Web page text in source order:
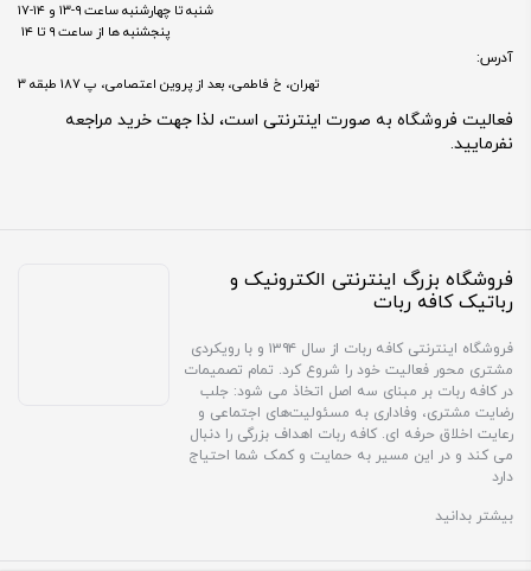
شنبه تا چهارشنبه ساعت ۹-۱۳ و ۱۴-۱۷
پنجشنبه ها از ساعت ۹ تا ۱۴
آدرس:
تهران، خ فاطمی، بعد از پروین اعتصامی، پ 187 طبقه 3
فعالیت فروشگاه به صورت اینترنتی است، لذا جهت خرید مراجعه
نفرمایید.
فروشگاه بزرگ اینترنتی الکترونیک و
رباتیک کافه ربات
فروشگاه اینترنتی کافه ربات از سال ۱۳۹۴ و با رویکردی
مشتری محور فعالیت خود را شروع کرد. تمام تصمیمات
در کافه ربات بر مبنای سه اصل اتخاذ می شود: جلب
رضایت مشتری، وفاداری به مسئولیت‌های اجتماعی و
رعایت اخلاق حرفه ای. کافه ربات اهداف بزرگی را دنبال
می کند و در این مسیر به حمایت و کمک شما احتیاج
دارد
بیشتر بدانید